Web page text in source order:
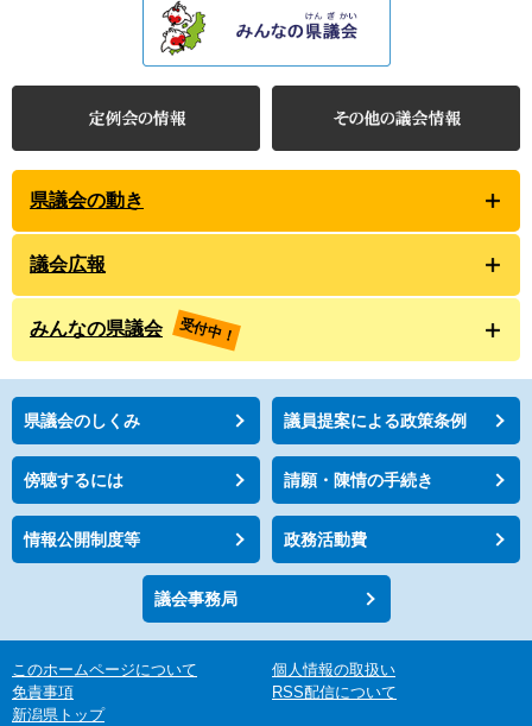
県議会の動き
議会広報
みんなの県議会 受付中！
県議会のしくみ 議員提案による政策条例
傍聴するには 請願・陳情の手続き
情報公開制度等 政務活動費
議会事務局
このホームページについて
個人情報の取扱い
免責事項
RSS配信について
新潟県トップ